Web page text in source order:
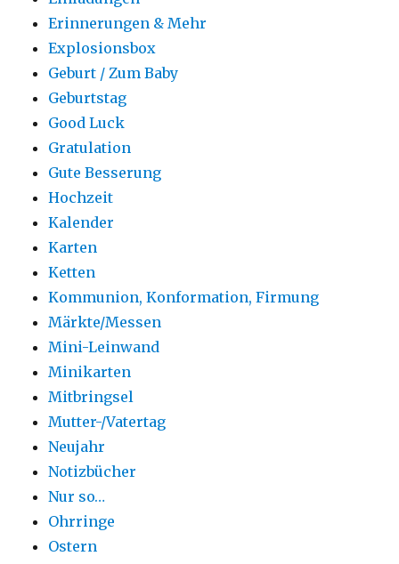
Erinnerungen & Mehr
Explosionsbox
Geburt / Zum Baby
Geburtstag
Good Luck
Gratulation
Gute Besserung
Hochzeit
Kalender
Karten
Ketten
Kommunion, Konformation, Firmung
Märkte/Messen
Mini-Leinwand
Minikarten
Mitbringsel
Mutter-/Vatertag
Neujahr
Notizbücher
Nur so…
Ohrringe
Ostern